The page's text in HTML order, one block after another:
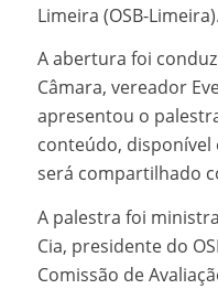
Limeira (OSB-Limeira).
A abertura foi
Câmara, vereador
apresentou o
conteúdo,
será compartilhado
A palestra foi
Cia, presidente do
Comissão de